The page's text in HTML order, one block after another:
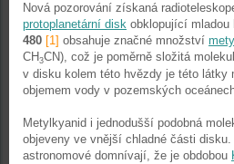
Nová pozorování získaná
protoplanetární disk obklopující mladou
480 [1] obsahuje značné množství
CH 3CN), což je poměrně složitá
v disku kolem této hvězdy je této látky
objemem vody v pozemských
Metylkyanid i jednodušší podobná
objeveny ve vnější chladné části
astronomové domnívají, že je obdobou